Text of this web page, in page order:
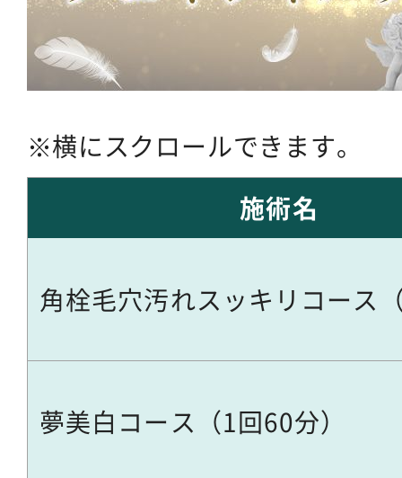
横にスクロールできます。
施術名
角栓毛穴汚れスッキリコース
夢美白コース（1回60分）